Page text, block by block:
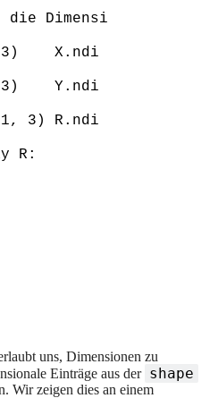
die Dimensi
X.ndi
Y.ndi
3) R.ndi
R:
uns, Dimensionen zu
Einträge aus der shape
Wir zeigen dies an einem